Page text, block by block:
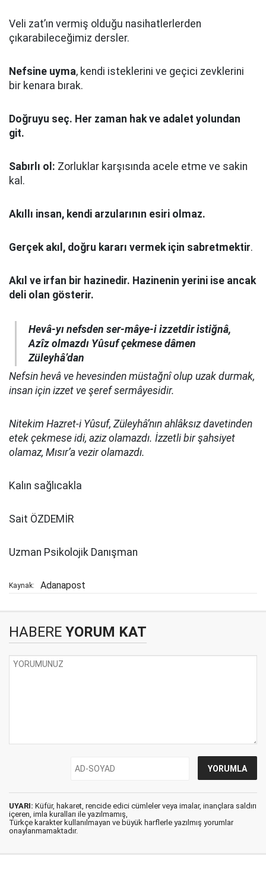
Veli zat’ın vermiş olduğu nasihatlerlerden
çıkarabileceğimiz dersler.
Nefsine uyma, kendi isteklerini ve geçici zevklerini
bir kenara bırak.
Doğruyu seç. Her zaman hak ve adalet yolundan
git.
Sabırlı ol: Zorluklar karşısında acele etme ve sakin
kal.
Akıllı insan, kendi arzularının esiri olmaz.
Gerçek akıl, doğru kararı vermek için sabretmektir.
Akıl ve irfan bir hazinedir. Hazinenin yerini ise ancak
deli olan gösterir.
Hevâ-yı nefsden ser-mâye-i izzetdir istiğnâ,
Azîz olmazdı Yûsuf çekmese dâmen
Züleyhâ’dan
Nefsin hevâ ve hevesinden müstağnî olup uzak durmak,
insan için izzet ve şeref sermâyesidir.
Nitekim Hazret-i Yûsuf, Züleyhâ’nın ahlâksız davetinden
etek çekmese idi, aziz olamazdı. İzzetli bir şahsiyet
olamaz, Mısır’a vezir olamazdı.
Kalın sağlıcakla
Sait ÖZDEMİR
Uzman Psikolojik Danışman
Kaynak: Adanapost
HABERE YORUM KAT
UYARI: Küfür, hakaret, rencide edici cümleler veya imalar, inançlara saldırı
içeren, imla kuralları ile yazılmamış,
Türkçe karakter kullanılmayan ve büyük harflerle yazılmış yorumlar
onaylanmamaktadır.